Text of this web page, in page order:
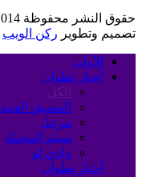
حقوق النشر محفوظة 2014 - 2026 © راديو تطوان
تصميم وتطوير ركن الويب
الأولى
أخبار تطوان
الكل
المضيق
مرتيل
سبته المحتلة
وادي لو
أخبار تطوان